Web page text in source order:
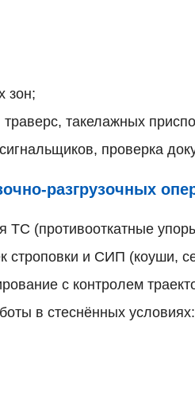
зон;
такелажных
проверка
разгрузочных
ТС (противооткатные
строповки и СИП (коуши,
с контролем
в стеснённых